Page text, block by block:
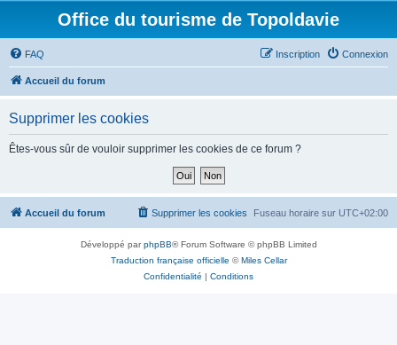
Office du tourisme de Topoldavie
FAQ Connexion
Inscription
Accueil du forum
Supprimer les cookies
Êtes-vous sûr de vouloir supprimer les cookies de ce forum ?
Accueil du forum Fuseau horaire sur UTC+02:00
Supprimer les cookies
Développé parphpBB® Forum Software © phpBB Limited
Traduction française officielle ©Miles Cellar
Confidentialité | Conditions